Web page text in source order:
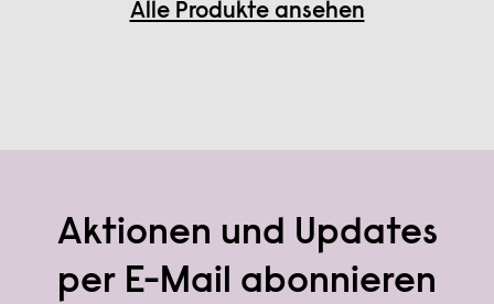
Alle Produkte ansehen
Aktionen und Updates
per E-Mail abonnieren